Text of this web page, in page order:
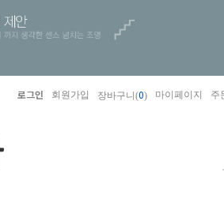
로그인 회원가입 장바구니(0) 마이페이지 주